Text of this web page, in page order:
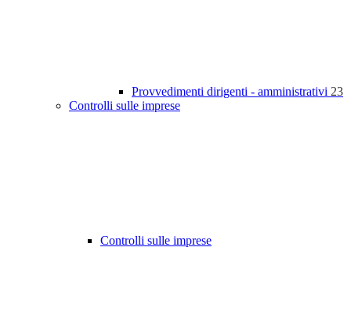
Provvedimenti dirigenti - amministrativi 23
Controlli sulle imprese
Controlli sulle imprese